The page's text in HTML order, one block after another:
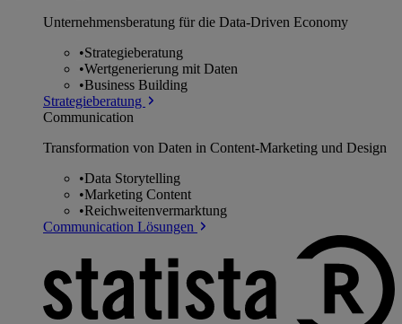
Unternehmens­beratung für die Data-Driven Economy
•Strategieberatung
•Wertgenerierung mit Daten
•Business Building
Strategieberatung
Communication
Transformation von Daten in Content-Marketing und Design
•Data Storytelling
•Marketing Content
•Reichweitenvermarktung
Communication Lösungen